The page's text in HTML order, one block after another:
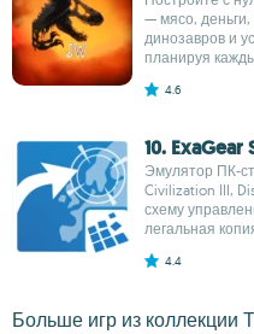
— мясо,
динозавров и
планируя
4.6
10. ExaGear
Эмулятор ПК-
Civilization III,
схему
легальная
4.4
Больше игр из коллекции